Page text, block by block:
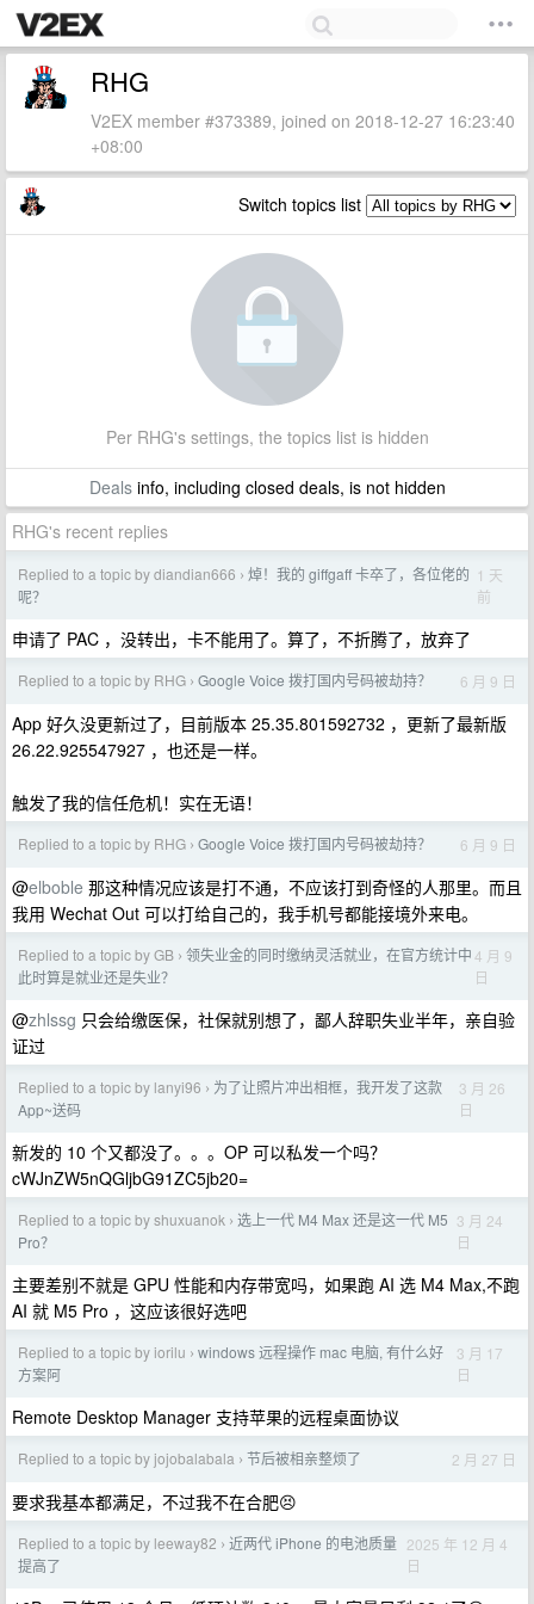
RHG
V2EX member #373389, joined on 2018-12-27 16:23:40
+08:00
Switch topics list
Per RHG's settings, the topics list is hidden
Dealsinfo, including closed deals, is not hidden
RHG's recent replies
Replied to a topic by diandian666 › 焯！我的 giffgaff 卡卒了，各位佬的
呢？
1 天
前
申请了 PAC ，没转出，卡不能用了。算了，不折腾了，放弃了
Replied to a topic by RHG › Google Voice 拨打国内号码被劫持？ 6 月 9 日
App 好久没更新过了，目前版本 25.35.801592732 ，更新了最新版
26.22.925547927 ，也还是一样。
触发了我的信任危机！实在无语！
Replied to a topic by RHG › Google Voice 拨打国内号码被劫持？ 6 月 9 日
@elboble 那这种情况应该是打不通，不应该打到奇怪的人那里。而且
我用 Wechat Out 可以打给自己的，我手机号都能接境外来电。
Replied to a topic by GB › 领失业金的同时缴纳灵活就业，在官方统计中
此时算是就业还是失业？
4 月 9
日
@zhlssg 只会给缴医保，社保就别想了，鄙人辞职失业半年，亲自验
证过
Replied to a topic by lanyi96 › 为了让照片冲出相框，我开发了这款
App~送码
3 月 26
日
新发的 10 个又都没了。。。OP 可以私发一个吗？
cWJnZW5nQGljbG91ZC5jb20=
Replied to a topic by shuxuanok › 选上一代 M4 Max 还是这一代 M5
Pro？
3 月 24
日
主要差别不就是 GPU 性能和内存带宽吗，如果跑 AI 选 M4 Max,不跑
AI 就 M5 Pro ，这应该很好选吧
Replied to a topic by iorilu › windows 远程操作 mac 电脑, 有什么好
方案阿
3 月 17
日
Remote Desktop Manager 支持苹果的远程桌面协议
Replied to a topic by jojobalabala › 节后被相亲整烦了 2 月 27 日
要求我基本都满足，不过我不在合肥😣
Replied to a topic by leeway82 › 近两代 iPhone 的电池质量
提高了
2025 年 12 月 4
日